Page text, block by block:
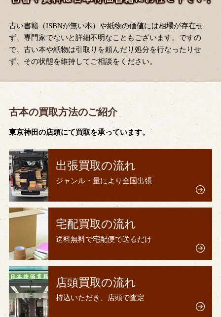
古い書籍（ISBNが無い本）や紙物の価値には相場が存在せ
ず、専門家でないと詳細不明なこともございます。ですの
で、古い本や紙物は引取りを頼んだり処分を行なったりせ
ず、その状態を維持してご相談をください。
古本の買取方法のご紹介
東京神田の店頭にて買取を承っています。
出張買取の流れ
ジャンル・量により全国出張
宅配買取の流れ
送料無料で宅配便で送るだけ
店頭買取の流れ
持込いただき、店頭で査定